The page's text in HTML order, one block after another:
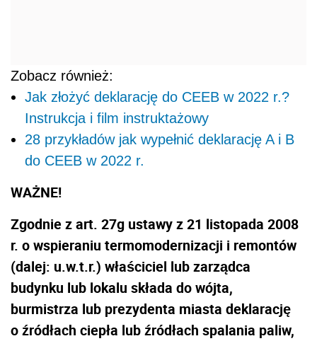
Zobacz również:
Jak złożyć deklarację do CEEB w 2022 r.?
Instrukcja i film instruktażowy
28 przykładów jak wypełnić deklarację A i B
do CEEB w 2022 r.
WAŻNE!
Zgodnie z art. 27g ustawy z 21 listopada 2008
r. o wspieraniu termomodernizacji i remontów
(dalej: u.w.t.r.) właściciel lub zarządca
budynku lub lokalu składa do wójta,
burmistrza lub prezydenta miasta deklarację
o źródłach ciepła lub źródłach spalania paliw,